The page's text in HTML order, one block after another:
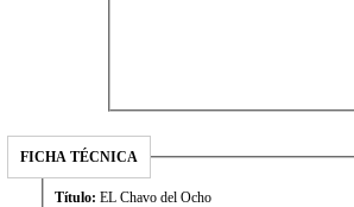
FICHA TÉCNICA
Título: EL Chavo del Ocho